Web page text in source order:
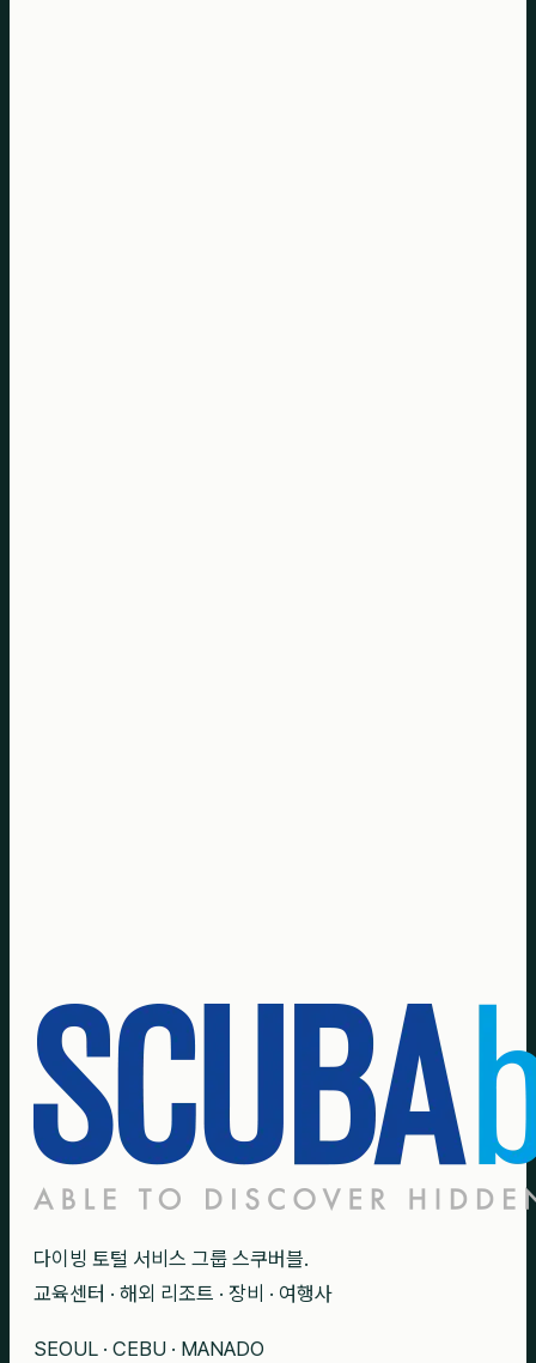
다이빙 토털 서비스 그룹 스쿠버블.
교육센터 · 해외 리조트 · 장비 · 여행사
SEOUL · CEBU · MANADO